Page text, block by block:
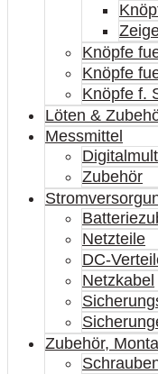
Knöpfe
Knöpfe
Knöpfe f.
Löten &
Messmittel
Zubehör
Netzteile
DC-
Netzkabel
Zubehör,